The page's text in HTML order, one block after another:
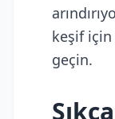
keşif
geçin.